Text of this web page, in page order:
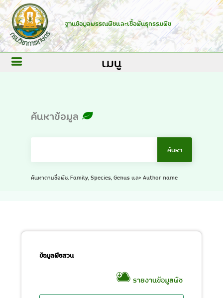
ฐานข้อมูลพรรณพืชและเชื้อพันธุกรรมพืช
เมนู
ค้นหาข้อมูล
ค้นหาตามชื่อพืช, Family, Species, Genus และ Author name
ข้อมูลพืชสวน
รายงานข้อมูลพืช